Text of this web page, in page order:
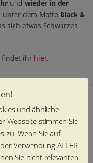
und wieder in der
unter dem Motto Black &
sich etwas Schwarzes
findet ihr hier.
→
und ähnliche
Webseite stimmen Sie
zu. Wenn Sie auf
Verwendung ALLER
Sie nicht relevanten